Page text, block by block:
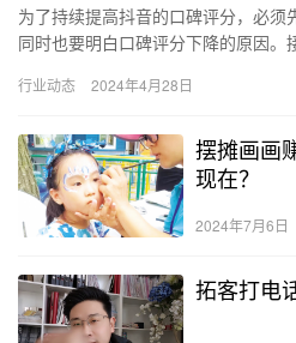
为了持续提高抖音的口碑评分，必须
同时也要明白口碑评分下降的原因。
三个方…
行业动态 2024年4月28日
摆摊画画
现在？
2024年7月6日
拓客打电